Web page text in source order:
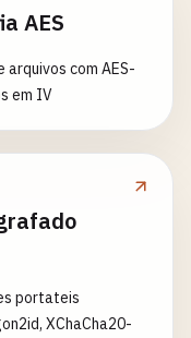
AES
com AES-
em IV
portateis
XChaCha20-